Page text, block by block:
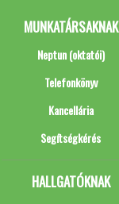
MUNKATÁRSAKNAK
Neptun (oktatói)
Telefonkönyv
Kancellária
Segítségkérés
HALLGATÓKNAK